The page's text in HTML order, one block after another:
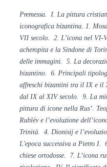
Premessa. I. La pittura
iconografica bizantina. 1.
VII secolo. 2. L’icona nel VI-
acheropita e la Sindone di
delle immagini. 5. La
bizantino. 6. Principali
affreschi bizantini tra il IX e il
dal IX al XIV secolo. 9. La
pittura di icone nella Rus’.
Rublëv e l’evoluzione
Trinità. 4. Dionisij e
L'epoca successiva a Pietro I.
chiese ortodosse. 7. L’icona